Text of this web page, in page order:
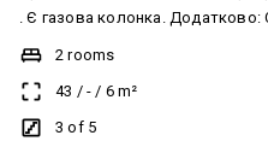
. Є газова колонка. Додатково: Система опалення:
Централізоване
2 rooms
43 / - / 6m²
3 of 5